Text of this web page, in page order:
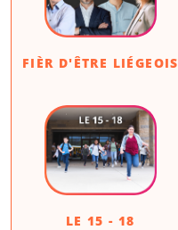
FIÈR D'ÊTRE LIÉGEOIS
LE 15 - 18